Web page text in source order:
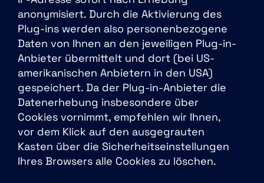
anonymisiert. Durch die Aktivierung des
Plug-ins werden also personenbezogene
Daten von Ihnen an den jeweiligen Plug-in-
Anbieter übermittelt und dort (bei US-
amerikanischen Anbietern in den USA)
gespeichert. Da der Plug-in-Anbieter die
Datenerhebung insbesondere über
Cookies vornimmt, empfehlen wir Ihnen,
vor dem Klick auf den ausgegrauten
Kasten über die Sicherheitseinstellungen
Ihres Browsers alle Cookies zu löschen.